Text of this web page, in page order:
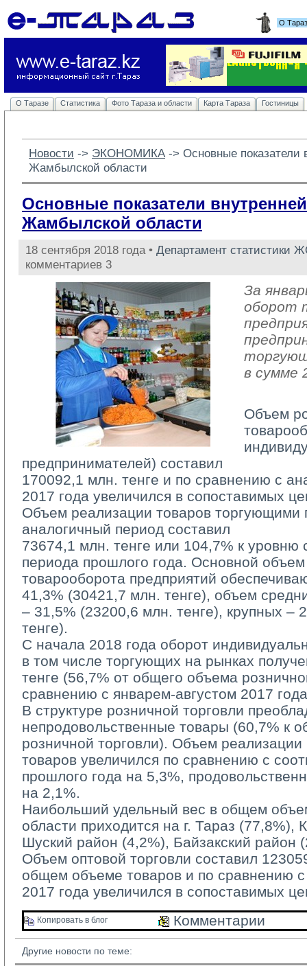
О
О Таразе Статистика Фото Тараза и области Карта Тараза Гостиницы
Новости -> ЭКОНОМИКА -> Основные показатели
Жамбылской области
Основные показатели
Жамбылской области
18 сентября 2018 года • Департамент статистики
комментариев 3
За
оборот
в сумме
Объем
предпринимателей) составил
170092,1 млн. тенге и по сравнению с
2017 года увеличился в сопоставимых
Объем реализации товаров торгующими
аналогичный период составил
73674,1 млн. тенге или 104,7% к уровню
периода прошлого года. Основной объем
товарооборота предприятий
41,3% (30421,7 млн. тенге), объем
– 31,5% (23200,6 млн. тенге), крупных –
тенге).
С начала 2018 года оборот
в том числе торгующих на рынках
тенге (56,7% от общего объема
сравнению с январем-августом 2017
В структуре розничной торговли
непродовольственные товары (60,7% к
розничной торговли). Объем
товаров увеличился по сравнению с
прошлого года на 5,3%,
на 2,1%.
Наибольший удельный вес в общем
области приходится на г. Тараз (77,8%),
Шуский район (4,2%), Байзакский район
Объем оптовой торговли составил
общем объеме товаров и по сравнению
2017 года увеличился в сопоставимых
Копировать в блог Комментарии
Другие новости по теме: